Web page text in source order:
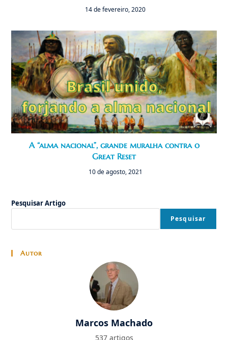
14 de fevereiro, 2020
A “alma nacional”, grande muralha contra o
Great Reset
10 de agosto, 2021
Pesquisar Artigo
Pesquisar
Autor
Marcos Machado
537 artigos